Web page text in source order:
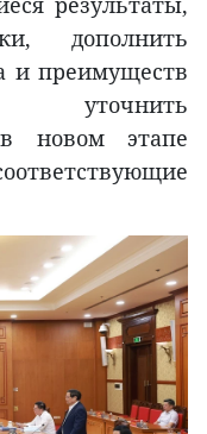
дополнить
и преимуществ
уточнить
в новом этапе